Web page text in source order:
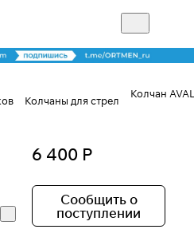
Колчаны для стрел
Колчан
6 400 Р
Сообщить о
поступлении